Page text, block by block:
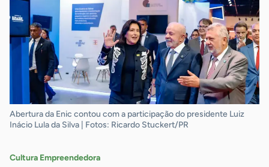
Abertura da Enic contou com a participação do presidente Luiz
Inácio Lula da Silva | Fotos: Ricardo Stuckert/PR
Cultura Empreendedora